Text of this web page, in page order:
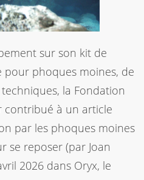
sur son kit de
phoques moines, de
la Fondation
contribué à un article
par les phoques moines
se reposer (par Joan
2026 dans Oryx, le